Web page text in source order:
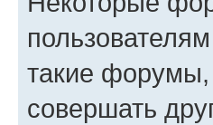
такие форумы,
совершать